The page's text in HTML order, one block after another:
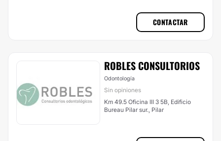
CONTACTAR
ROBLES CONSULTORIOS
Odontología
Sin opiniones
Km 49.5 Oficina III 3 5B, Edificio
Bureau Pilar sur., Pilar